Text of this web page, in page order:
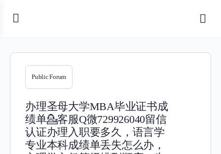
Public Forum
办理圣母大学MBA毕业证书成
绩单💁客服Q微729926040留信
认证办理入职要多久，语言学
专业本科成绩单丢失怎么办，